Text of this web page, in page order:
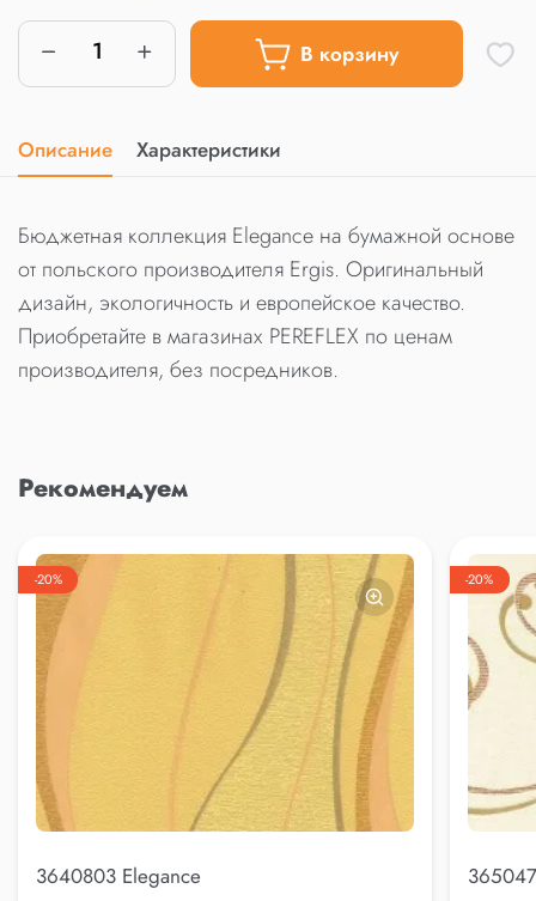
В корзину
Описание Характеристики
Бюджетная коллекция Elegance на бумажной основе
от польского производителя Ergis. Оригинальный
дизайн, экологичность и европейское качество.
Приобретайте в магазинах PEREFLEX по ценам
производителя, без посредников.
Рекомендуем
-20%
3640803 Elegance
-20%